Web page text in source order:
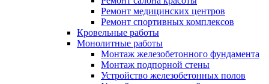
Ремонт медицинских центров
Ремонт спортивных комплексов
Кровельные работы
Монолитные работы
Монтаж железобетонного фундамента
Монтаж подпорной стены
Устройство железобетонных полов